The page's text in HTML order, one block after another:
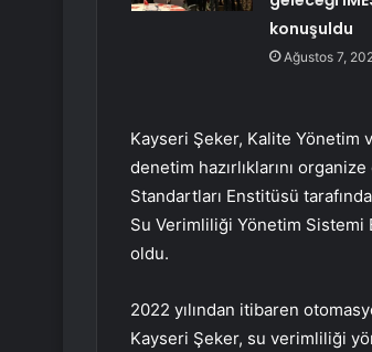
konuşuldu
Ağustos 7,
Kayseri Şeker, Kalite Yönetim
denetim hazırlıklarını
Standartları Enstitüsü
Su Verimliliği Yönetim Sistemi
oldu.
2022 yılından itibaren
Kayseri Şeker, su verimliliği